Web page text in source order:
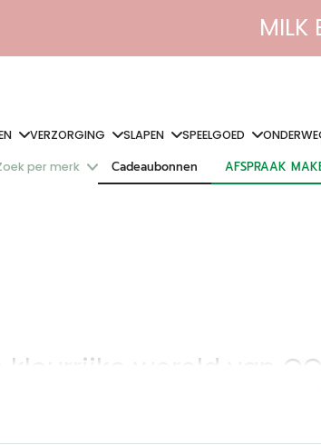
MILK
VERZORGING SLAPEN SPEELGOED
per merk
Cadeaubonnen
Cadeaubonnen
AFSPRAAK
AFSPRAAK
kleurrijke wereld van